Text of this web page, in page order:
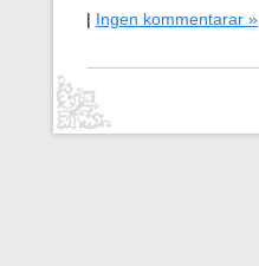
| Ingen kommentarar »